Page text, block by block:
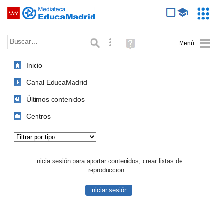
Saltar navegación
Palabra o frase: Búsqueda avanzada
Ayuda
(en
Inicio
Canal EducaMadrid
Últimos contenidos
Centros
Inicia sesión para aportar contenidos, crear listas de
reproducción...
Iniciar sesión